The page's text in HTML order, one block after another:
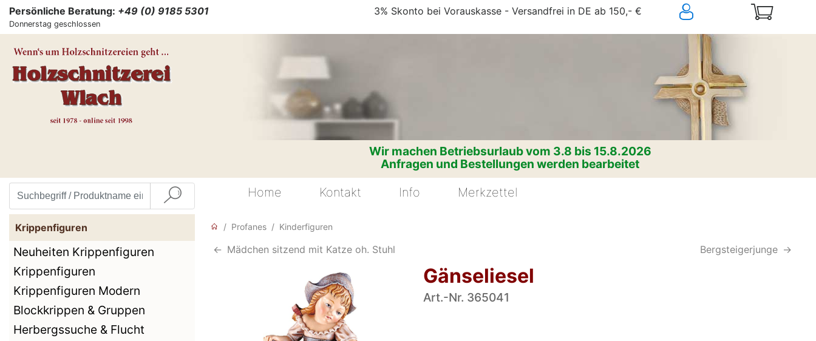
Persönliche Beratung: +49 (0) 9185 5301
Donnerstag geschlossen
3% Skonto bei Vorauskasse - Versandfrei in DE ab 150,- €
Wir machen Betriebsurlaub vom 3.8 bis 15.8.2026
Anfragen und Bestellungen werden bearbeitet
Home
Kontakt Info Merkzettel
Krippenfiguren
Neuheiten Krippenfiguren
Krippenfiguren
Krippenfiguren Modern
Blockkrippen & Gruppen
Herbergssuche & Flucht
Profanes Kinderfiguren
<- Mädchen sitzend mit Katze oh. Stuhl Bergsteigerjunge ->
Gänseliesel
Art.-Nr. 365041